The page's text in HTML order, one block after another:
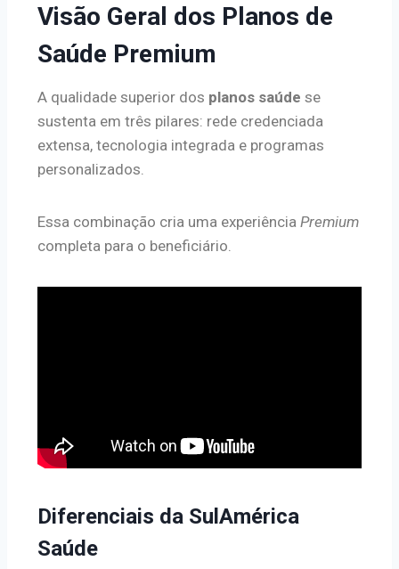
Visão Geral dos Planos de
Saúde Premium
A qualidade superior dos planos saúde se
sustenta em três pilares: rede credenciada
extensa, tecnologia integrada e programas
personalizados.
Essa combinação cria uma experiência Premium
completa para o beneficiário.
Diferenciais da SulAmérica
Saúde